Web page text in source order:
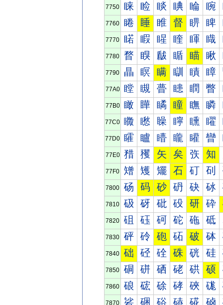
7750 睐 睑 睒 睓 睔 睕
7760 睠 睡 睢 督 睤 睥
7770 睰 睱 睲 睳 睴 睵
7780 瞀 瞁 瞂 瞃 瞄 瞅
7790 瞐 瞑 瞒 瞓 瞔 瞕
77A0 瞠 瞡 瞢 瞣 瞤 瞥
77B0 瞰 瞱 瞲 瞳 瞴 瞵
77C0 矀 矁 矂 矃 矄 矅
77D0 矐 矑 矒 矓 矔 矕
77E0 矠 矡 矢 矣 矤 知
77F0 矰 矱 矲 石 矴 矵
7800 砀 码 砂 砃 砄 砅
7810 砐 砑 砒 砓 研 砕
7820 砠 砡 砢 砣 砤 砥
7830 砰 砱 砲 砳 破 砵
7840 础 硁 硂 硃 硄 硅
7850 硐 硑 硒 硓 硔 硕
7860 硠 硡 硢 硣 硤 硥
7870 硰 硱 硲 硳 硴 硵